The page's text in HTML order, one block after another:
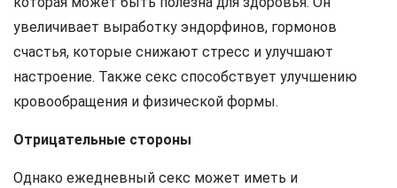
увеличивает выработку эндорфинов, гормонов
счастья, которые снижают стресс и улучшают
настроение. Также секс способствует улучшению
кровообращения и физической формы.
Отрицательные стороны
Однако ежедневный секс может иметь и